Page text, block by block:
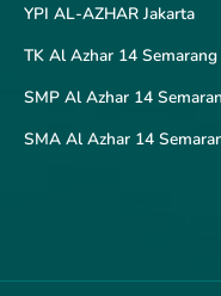
YPI AL-AZHAR Jakarta
TK Al Azhar 14 Semarang
SMP Al Azhar 14
SMA Al Azhar 14